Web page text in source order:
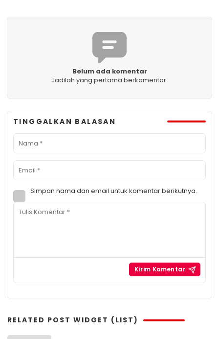
Belum ada komentar
Jadilah yang pertama berkomentar.
TINGGALKAN BALASAN
Simpan nama dan email untuk komentar berikutnya.
RELATED POST WIDGET (LIST)